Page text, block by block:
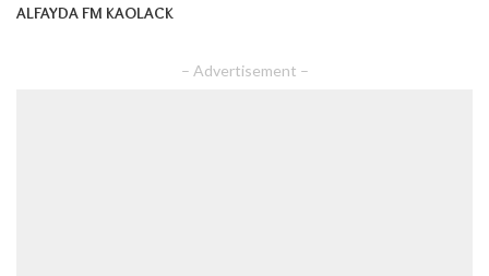
ALFAYDA FM KAOLACK
– Advertisement –